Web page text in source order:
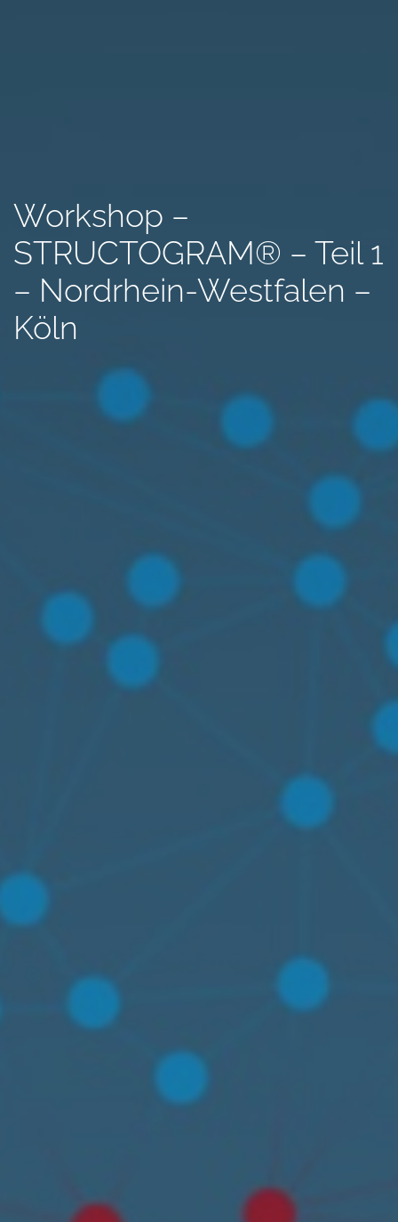
Workshop –
STRUCTOGRAM® – Teil 1
– Nordrhein-Westfalen –
Köln